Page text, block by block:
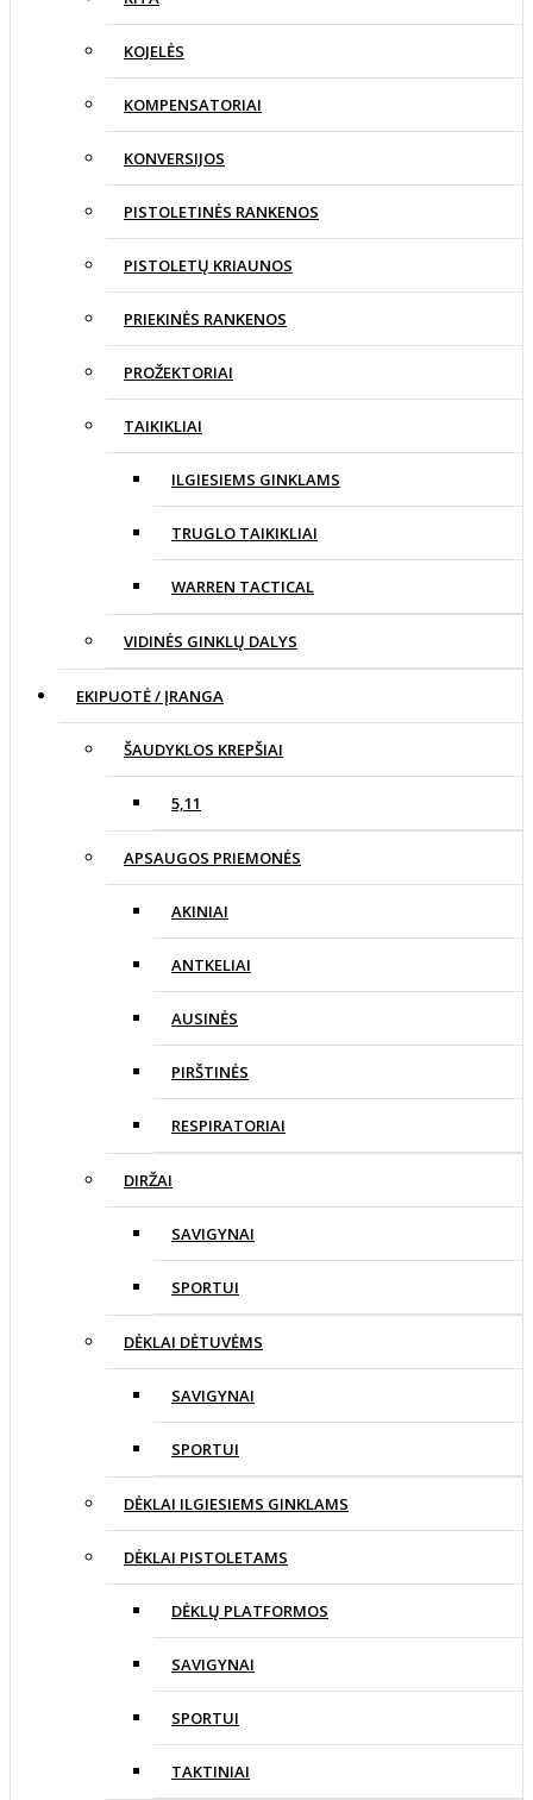
KOJELĖS
KOMPENSATORIAI
KONVERSIJOS
PISTOLETINĖS RANKENOS
PISTOLETŲ KRIAUNOS
PRIEKINĖS RANKENOS
PROŽEKTORIAI
TAIKIKLIAI
ILGIESIEMS GINKLAMS
TRUGLO TAIKIKLIAI
WARREN TACTICAL
VIDINĖS GINKLŲ DALYS
EKIPUOTĖ / ĮRANGA
ŠAUDYKLOS KREPŠIAI
5,11
APSAUGOS PRIEMONĖS
AKINIAI
ANTKELIAI
AUSINĖS
PIRŠTINĖS
RESPIRATORIAI
DIRŽAI
SAVIGYNAI
SPORTUI
DĖKLAI DĖTUVĖMS
SAVIGYNAI
SPORTUI
DĖKLAI ILGIESIEMS GINKLAMS
DĖKLAI PISTOLETAMS
DĖKLŲ PLATFORMOS
SAVIGYNAI
SPORTUI
TAKTINIAI